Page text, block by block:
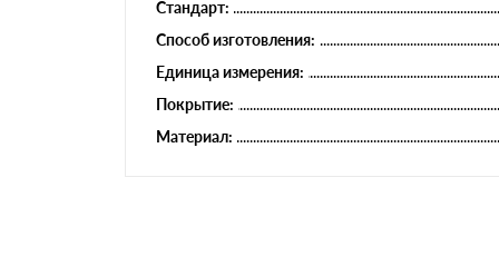
Стандарт:
Способ изготовления:
Единица измерения:
Покрытие:
Материал: